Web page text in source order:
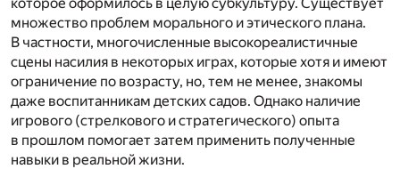
множество проблем морального и этического плана.
В частности, многочисленные высокореалистичные
сцены насилия в некоторых играх, которые хотя и имеют
ограничение по возрасту, но, тем не менее, знакомы
даже воспитанникам детских садов. Однако наличие
игрового (стрелкового и стратегического) опыта
в прошлом помогает затем применить полученные
навыки в реальной жизни.